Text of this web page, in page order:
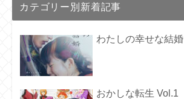
カテゴリー別新着記事
わたしの幸せな結婚
おかしな転生 Vol.1